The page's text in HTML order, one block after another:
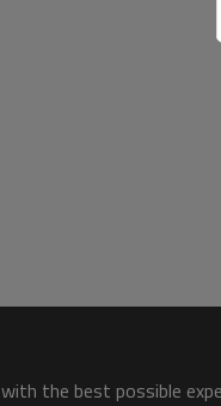
the best possible